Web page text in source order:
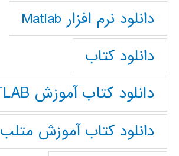
دانلود نرم افزار Matlab
دانلود کتاب
دانلود کتاب آموزش MATLAB
دانلود کتاب آموزش متلب